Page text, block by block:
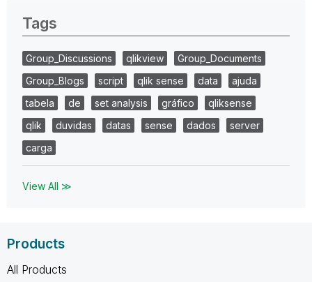
Tags
Group_Discussions qlikview
Group_Documents
Group_Blogs
script qlik sense data
ajuda
tabela
de set analysis gráfico
qliksense
qlik
duvidas datas sense dados
server
carga
View All ≫
Products
All Products